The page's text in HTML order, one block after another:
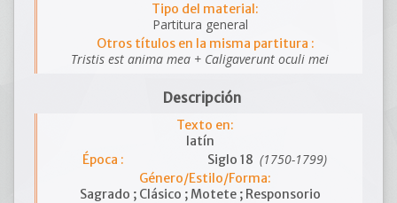
Tipo del material:
Partitura general
Otros títulos en la misma partitura :
Tristis est anima mea + Caligaverunt oculi mei
Descripción
Texto en:
latín
Época :
Siglo 18 (1750-1799)
Género/Estilo/Forma:
Sagrado ; Clásico ; Motete ; Responsorio